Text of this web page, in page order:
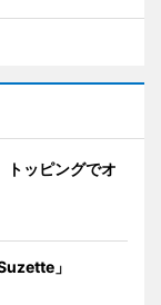
ッピングでオ
」